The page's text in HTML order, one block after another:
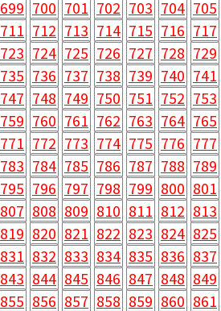
699 700 701 702 703 704 705
711 712 713 714 715 716 717
723 724 725 726 727 728 729
735 736 737 738 739 740 741
747 748 749 750 751 752 753
759 760 761 762 763 764 765
771 772 773 774 775 776 777
783 784 785 786 787 788 789
795 796 797 798 799 800 801
807 808 809 810 811 812 813
819 820 821 822 823 824 825
831 832 833 834 835 836 837
843 844 845 846 847 848 849
855 856 857 858 859 860 861